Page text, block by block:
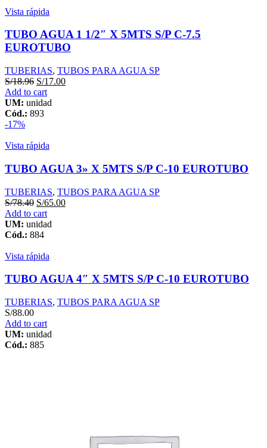
Vista rápida
TUBO AGUA 1 1/2″ X 5MTS S/P C-7.5
EUROTUBO
TUBERIAS, TUBOS PARA AGUA SP
S/18.96 S/17.00
Add to cart
UM: unidad
Cód.: 893
-17%
Vista rápida
TUBO AGUA 3» X 5MTS S/P C-10 EUROTUBO
TUBERIAS, TUBOS PARA AGUA SP
S/78.40 S/65.00
Add to cart
UM: unidad
Cód.: 884
Vista rápida
TUBO AGUA 4″ X 5MTS S/P C-10 EUROTUBO
TUBERIAS, TUBOS PARA AGUA SP
S/88.00
Add to cart
UM: unidad
Cód.: 885